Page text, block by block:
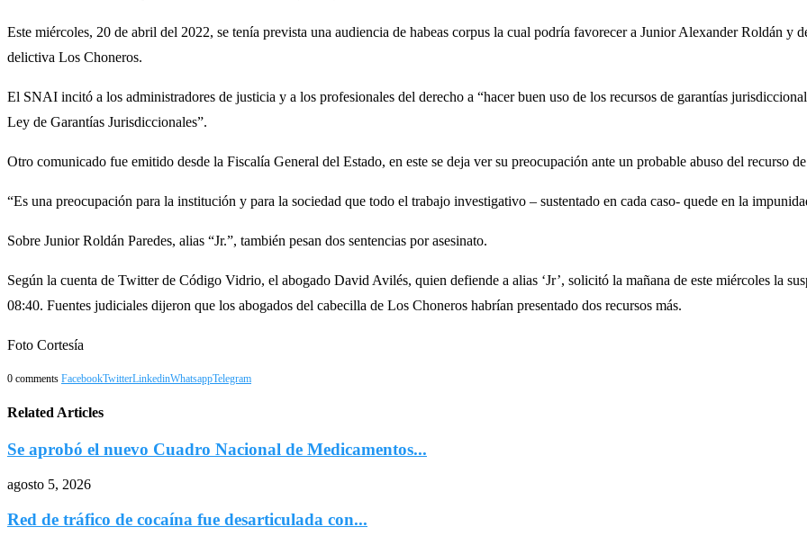
Este miércoles, 20 de abril del 2022, se tenía prevista una audiencia de habeas corpus la cual podría favorecer a Junior Alexander Roldán y
delictiva Los Choneros.
El SNAI incitó a los administradores de justicia y a los profesionales del derecho a “hacer buen uso de los recursos de garantías
Ley de Garantías Jurisdiccionales”.
Otro comunicado fue emitido desde la Fiscalía General del Estado, en este se deja ver su preocupación ante un probable abuso del recurso
“Es una preocupación para la institución y para la sociedad que todo el trabajo investigativo – sustentado en cada caso- quede en la
Sobre Junior Roldán Paredes, alias “Jr.”, también pesan dos sentencias por asesinato.
Según la cuenta de Twitter de Código Vidrio, el abogado David Avilés, quien defiende a alias ‘Jr’, solicitó la mañana de este miércoles la
08:40. Fuentes judiciales dijeron que los abogados del cabecilla de Los Choneros habrían presentado dos recursos más.
Foto Cortesía
0 comments FacebookTwitterLinkedinWhatsappTelegram
Related Articles
Se aprobó el nuevo Cuadro Nacional de Medicamentos...
agosto 5, 2026
Red de tráfico de cocaína fue desarticulada con...